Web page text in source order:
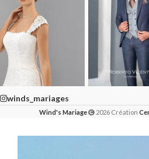
winds_mariages
Wind's Mariage 2026 Création